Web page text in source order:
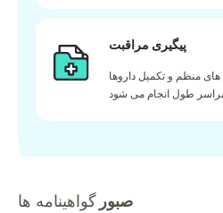
پیگیری مراقبت
منظم و تکمیل داروها
طول انجام می شود
صبور گواهینامه ها